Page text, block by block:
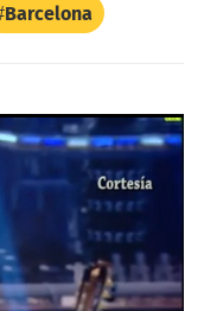
Barcelona